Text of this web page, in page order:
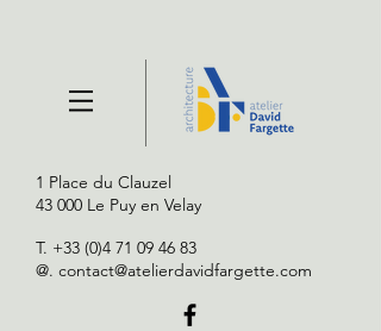
1 Place du Clauzel
43 000 Le Puy en Velay
T. +33 (0)4 71 09 46 83
@. contact@atelierdavidfargette.com